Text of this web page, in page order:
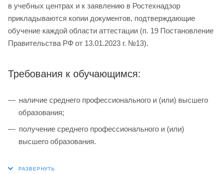
в учебных центрах и к заявлению в Ростехнадзор
прикладываются копии документов, подтверждающие
обучение каждой области аттестации (п. 19 Постановление
Правительства РФ от 13.01.2023 г. №13).
Требования к обучающимся:
наличие среднего профессионального и (или) высшего
образования;
получение среднего профессионального и (или)
высшего образования.